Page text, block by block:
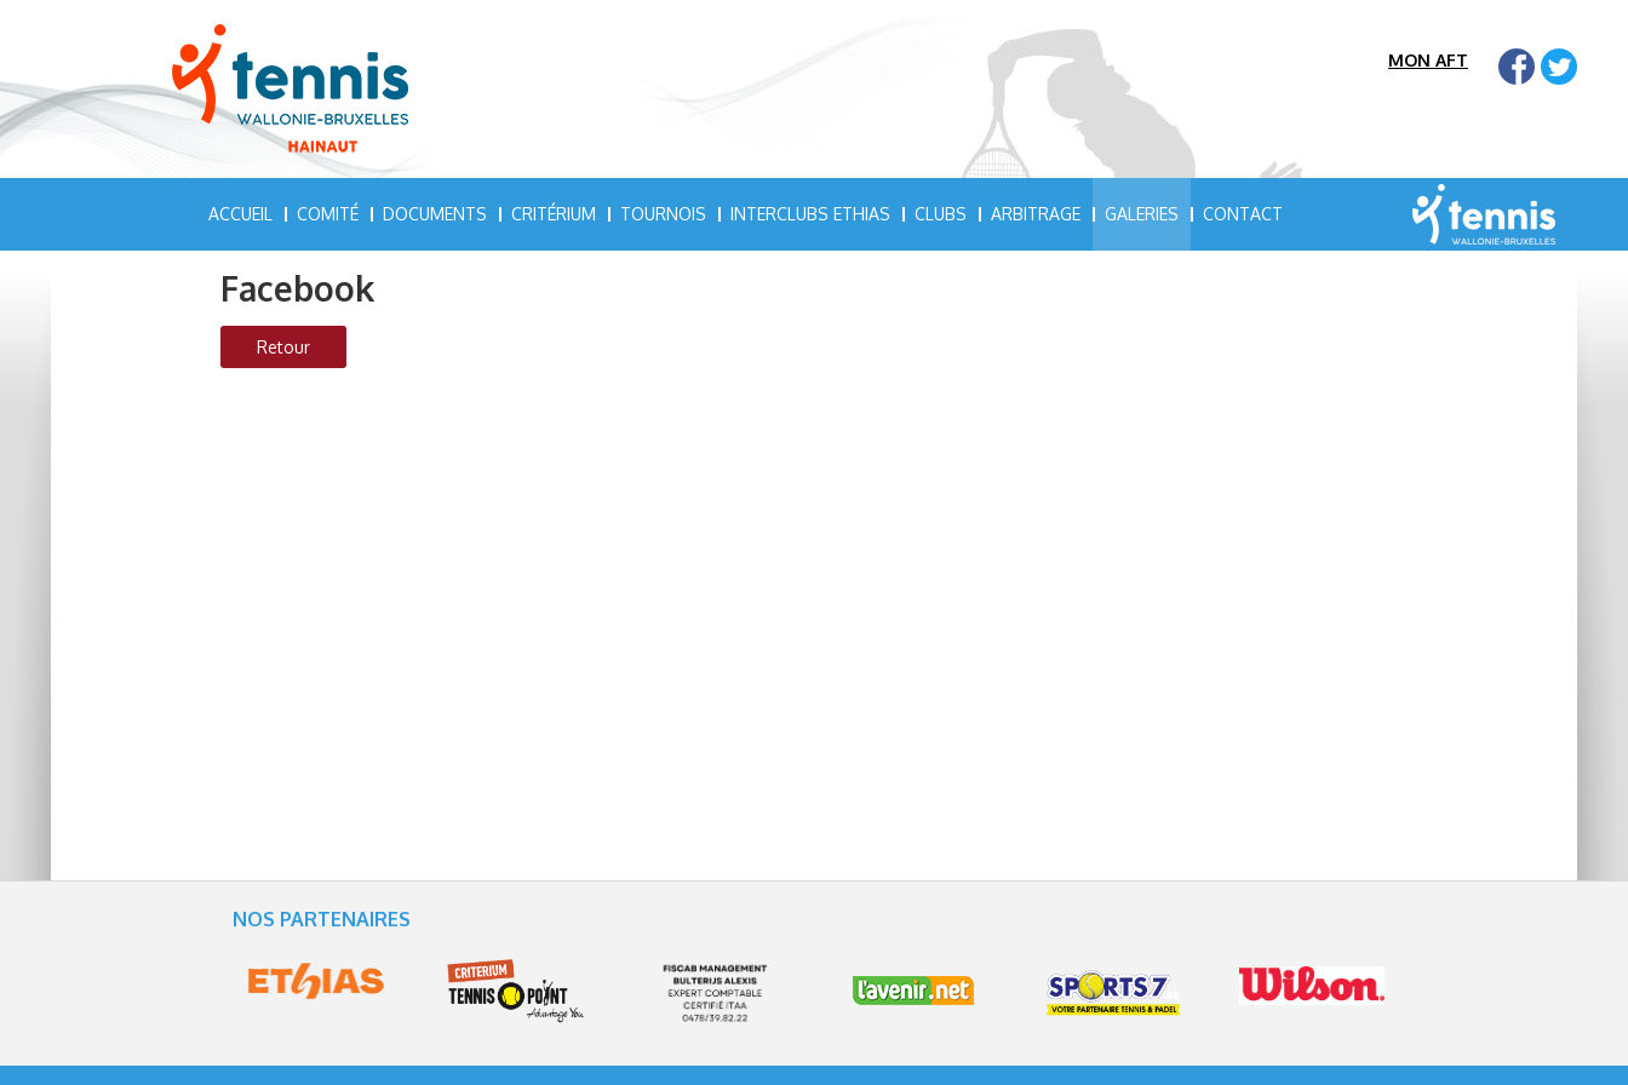
MON AFT
ACCUEIL COMITÉ DOCUMENTS CRITÉRIUM TOURNOIS INTERCLUBS ETHIAS CLUBS ARBITRAGE GALERIES CONTACT
Facebook
Retour
NOS PARTENAIRES